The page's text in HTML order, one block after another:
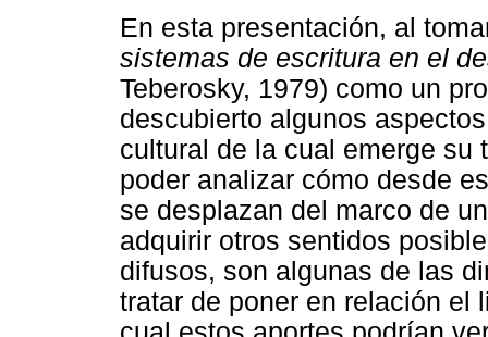
En esta presentación, al
sistemas de escritura en el
Teberosky, 1979) como un
descubierto algunos
cultural de la cual emerge su
poder analizar cómo desde
se desplazan del marco de
adquirir otros sentidos
difusos, son algunas de las
tratar de poner en relación el